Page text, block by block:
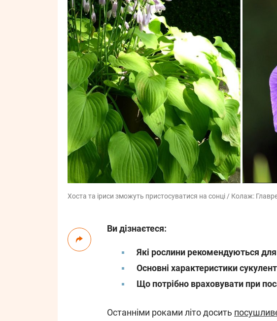
Хоста та іриси зможуть пристосуватися на сонці / Колаж:
Ви дізнаєтеся:
Які рослини рекомендуються
Основні характеристики
Що потрібно враховувати при
Останніми роками літо досить